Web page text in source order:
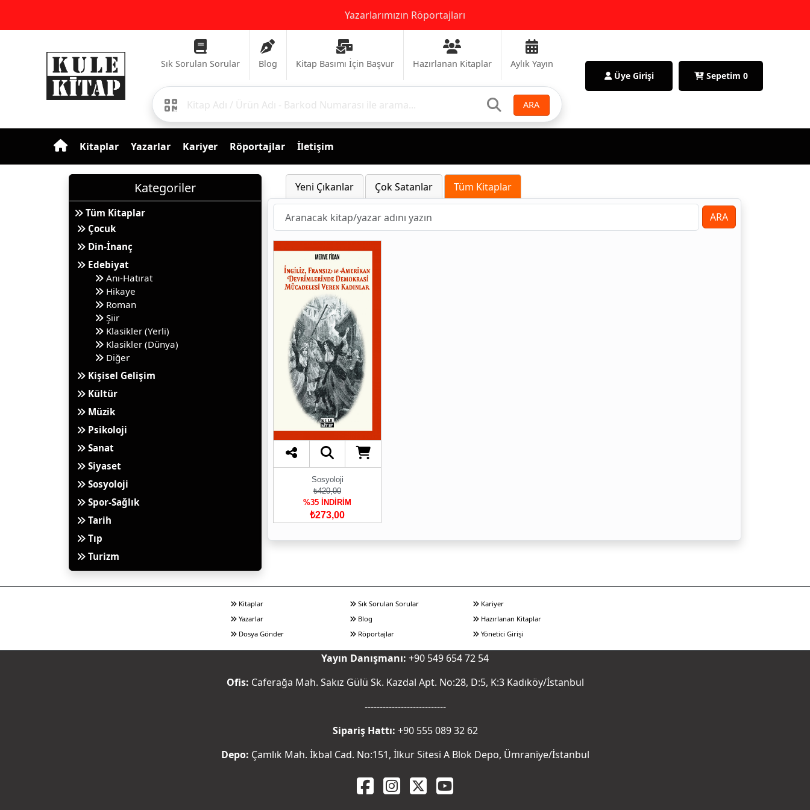
Yazarlarımızın Röportajları
Sık Sorulan Sorular Blog Kitap Basımı İçin Başvur Hazırlanan Kitaplar Aylık Yayın
ARA
Üye Girişi Sepetim 0
Kitaplar Yazarlar Kariyer Röportajlar İletişim
Kategoriler
Tüm Kitaplar
Çocuk
Din-İnanç
Edebiyat
Anı-Hatırat
Hikaye
Roman
Şiir
Klasikler (Yerli)
Klasikler (Dünya)
Diğer
Kişisel Gelişim
Kültür
Müzik
Psikoloji
Sanat
Siyaset
Sosyoloji
Spor-Sağlık
Tarih
Tıp
Turizm
Yeni Çıkanlar Çok Satanlar Tüm Kitaplar
ARA
Sosyoloji
₺420,00
%35 İNDİRİM
₺273,00
Kitaplar
Yazarlar
Dosya Gönder
Sık Sorulan Sorular
Blog
Röportajlar
Kariyer
Hazırlanan Kitaplar
Yönetici Girişi
Yayın Danışmanı: +90 549 654 72 54
Ofis: Caferağa Mah. Sakız Gülü Sk. Kazdal Apt. No:28, D:5, K:3 Kadıköy/İstanbul
---------------------------
Sipariş Hattı: +90 555 089 32 62
Depo: Çamlık Mah. İkbal Cad. No:151, İlkur Sitesi A Blok Depo, Ümraniye/İstanbul